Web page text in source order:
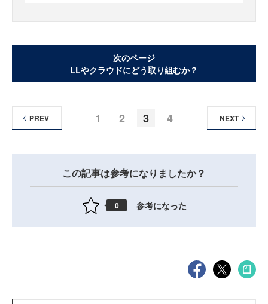
次のページ
LLやクラウドにどう取り組むか？
1 2 3 4
PREV NEXT
この記事は参考になりましたか？
0 参考になった